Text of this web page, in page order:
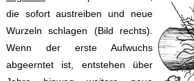
die sofort austreiben und neue
Wurzeln schlagen (Bild rechts).
Wenn der erste Aufwuchs
abgeerntet ist, entstehen über